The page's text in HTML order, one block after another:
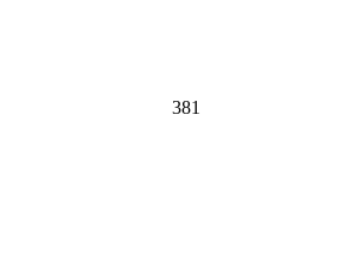
381